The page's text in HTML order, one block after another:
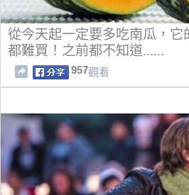
從今天起一定要多吃南瓜，它
都難買！之前都不知道......
957觀看